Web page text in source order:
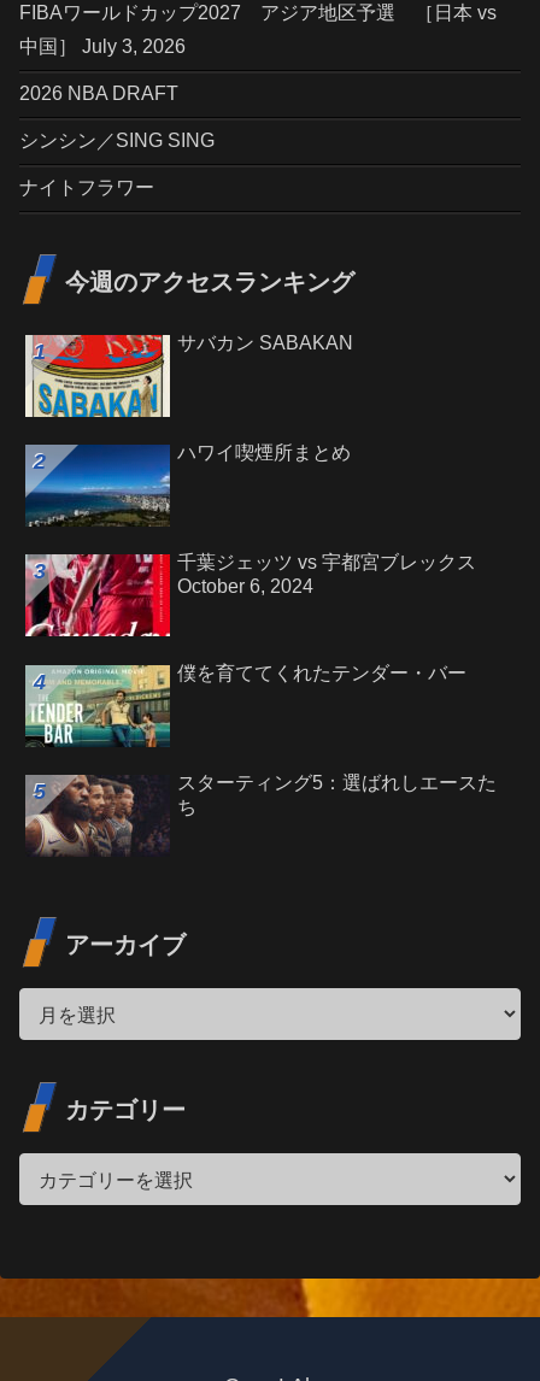
FIBAワールドカップ2027 アジア地区予選 ［日本 vs
中国］ July 3, 2026
2026 NBA DRAFT
シンシン／SING SING
ナイトフラワー
今週のアクセスランキング
サバカン SABAKAN
ハワイ喫煙所まとめ
千葉ジェッツ vs 宇都宮ブレックス
October 6, 2024
僕を育ててくれたテンダー・バー
スターティング5：選ばれしエースた
ち
アーカイブ
カテゴリー